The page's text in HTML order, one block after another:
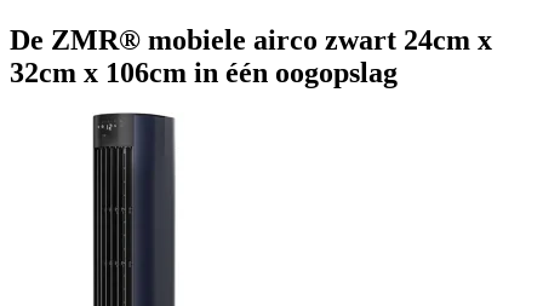
De ZMR® mobiele airco zwart 24cm x
32cm x 106cm in één oogopslag